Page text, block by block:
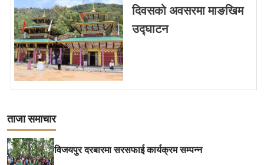
दिवसको अवसरमा माङखिम
उद्घाटन
ताजा समाचार
विजयपुर दरबारमा सरसफाई कार्यक्रम सम्पन्न